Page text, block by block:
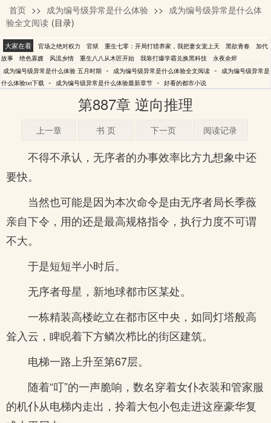
五月时期
首页 >> 成为编号级异常是什么体验 >> 成为编号级异常是什么体
验全文阅读 (目录)
大家在看 官场之绝对权力 官狱 重生七零：开局打猎养家，我把妻女宠上天 黑欲青春
加代
故事
绝色寡嫂 风流乡情 重生八八从木匠开始 我靠打爆学霸兑换黑科技
永夜余烬
成为编号级异常是什么体验 五月时期 - 成为编号级异常是什么体验全文阅读 -
成为编号级异常是
什么体验txt下载 - 成为编号级异常是什么体验最新章节 - 好看的都市小说
第887章 逆向推理
上一章 书 页 下一页 阅读记录
不得不承认，无序者的办事效率比方九想象中还
要快。
当然也可能是因为本次命令是由无序者局长季薇
亲自下令，用的还是最高规格指令，执行力度不可谓
不大。
于是短短半小时后。
无序者母星，新地球都市区某处。
一栋精装高楼屹立在都市区中央，如同灯塔般高
耸入云，睥睨着下方鳞次栉比的街区建筑。
电梯一路上升至第67层。
随着“叮”的一声脆响，数名穿着女仆衣装和管家服
的机仆从电梯内走出，拎着大包小包走进这座豪华复